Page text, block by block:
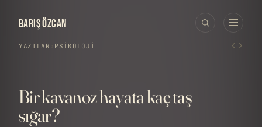
BARIŞ ÖZCAN
YAZILAR PSIKOLOJI ‹ ›
Bir kavanoz hayata kaç taş
sığar?